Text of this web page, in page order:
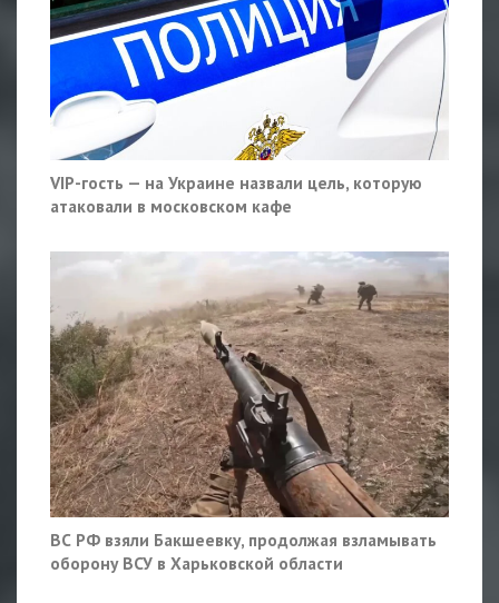
VIP-гость — на Украине назвали цель, которую
атаковали в московском кафе
ВС РФ взяли Бакшеевку, продолжая взламывать
оборону ВСУ в Харьковской области